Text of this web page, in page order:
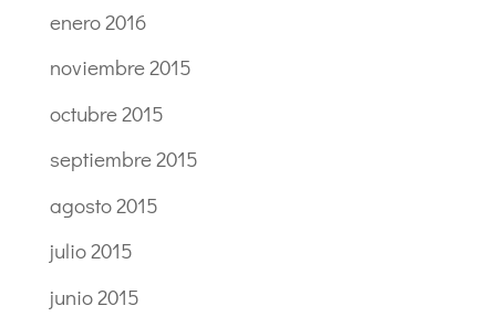
enero 2016
noviembre 2015
octubre 2015
septiembre 2015
agosto 2015
julio 2015
junio 2015